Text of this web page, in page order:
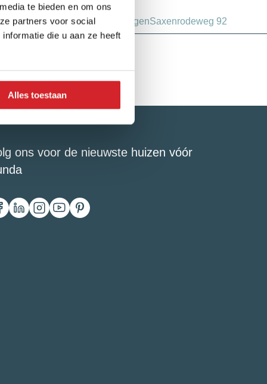
te bieden en om ons
partners voor social
die u aan ze heeft
Alles toestaan
WoningenSaxenrodeweg 92
ons voor de nieuwste huizen vóór